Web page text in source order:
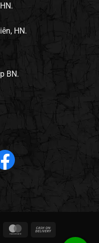
HN.
BN.
MasterCard